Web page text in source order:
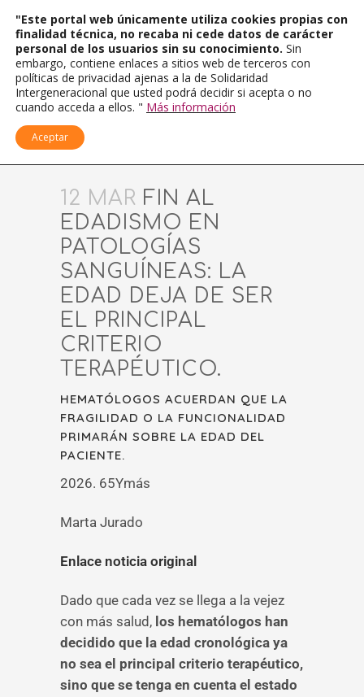
12 MAR FIN AL
EDADISMO EN
PATOLOGÍAS
SANGUÍNEAS: LA
EDAD DEJA DE SER
EL PRINCIPAL
CRITERIO
TERAPÉUTICO.
HEMATÓLOGOS ACUERDAN QUE LA
FRAGILIDAD O LA FUNCIONALIDAD
PRIMARÁN SOBRE LA EDAD DEL
PACIENTE.
2026. 65Ymás
Marta Jurado
Enlace noticia original
Dado que cada vez se llega a la vejez
con más salud, los hematólogos han
decidido que la edad cronológica ya
no sea el principal criterio terapéutico,
sino que se tenga en cuenta el estado
"Este portal web únicamente utiliza cookies propias con
finalidad técnica, no recaba ni cede datos de carácter
personal de los usuarios sin su conocimiento. Sin
embargo, contiene enlaces a sitios web de terceros con
políticas de privacidad ajenas a la de Solidaridad
Intergeneracional que usted podrá decidir si acepta o no
cuando acceda a ellos. " Más información
Aceptar